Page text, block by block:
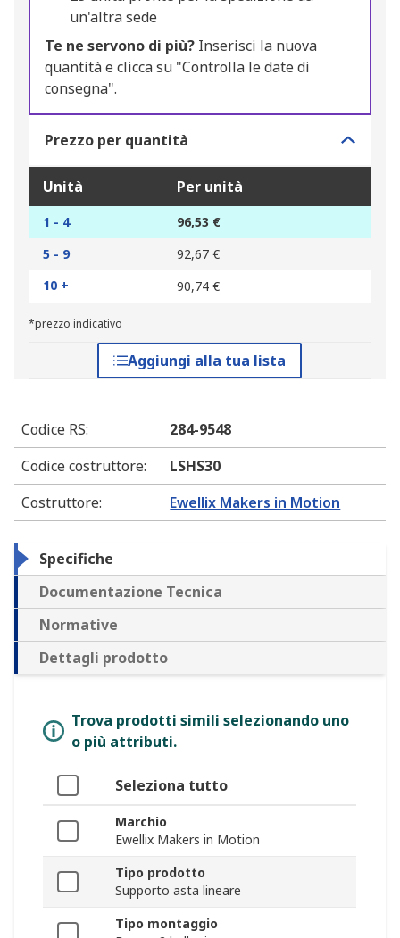
un'altra sede
Te ne servono di più? Inserisci la nuova
quantità e clicca su "Controlla le date di
consegna".
Prezzo per quantità
Unità Per unità
1 - 4
96,53 €
5 - 9
92,67 €
10 +
90,74 €
*prezzo indicativo
Aggiungi alla tua lista
Codice RS:
284-9548
Codice costruttore:
LSHS30
Costruttore: Ewellix Makers in Motion
Specifiche
Documentazione Tecnica
Normative
Dettagli prodotto
Trova prodotti simili selezionando uno
o più attributi.
Seleziona tutto
Marchio
Ewellix Makers in Motion
Tipo prodotto
Supporto asta lineare
Tipo montaggio